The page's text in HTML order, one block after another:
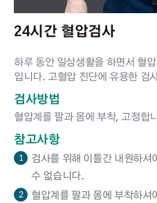
24시간 혈압검사
하루 동안 일상생활을 하면서 혈
입니다. 고혈압 진단에 유용한 검
검사방법
혈압계를 팔과 몸에 부착, 고정합
참고사항
1
검사를 위해 이틀간 내원하
수 없습니다.
2
혈압계를 팔과 몸에 부착하